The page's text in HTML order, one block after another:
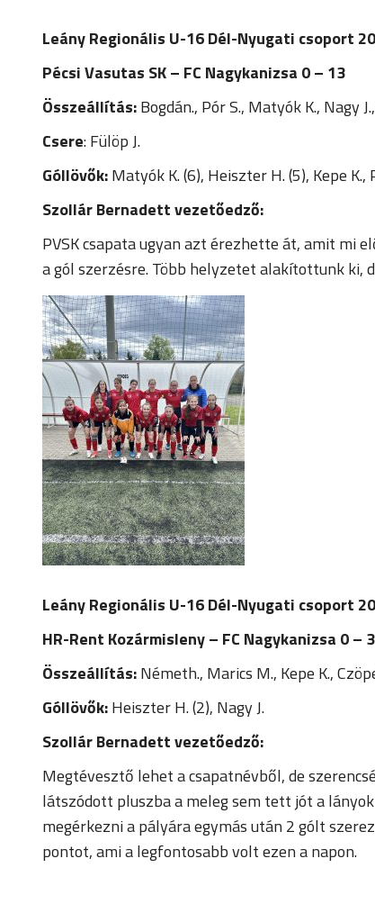
Leány Regionális U-16 Dél-Nyugati csoport
Pécsi Vasutas SK – FC Nagykanizsa 0 – 13
Összeállítás:Bogdán., Pór S., Matyók K., Nagy
Csere: Fülöp J.
Góllövők:Matyók K. (6), Heiszter H. (5), Kepe K.,
Szollár Bernadett vezetőedző:
PVSK csapata ugyan azt érezhette át, amit mi
a gól szerzésre. Több helyzetet alakítottunk ki,
Leány Regionális U-16 Dél-Nyugati csoport
HR-Rent Kozármisleny – FC Nagykanizsa 0 – 3
Összeállítás:Németh., Marics M., Kepe K.,
Góllövők:Heiszter H. (2), Nagy J.
Szollár Bernadett vezetőedző:
Megtévesztő lehet a csapatnévből, de
látszódott pluszba a meleg sem tett jót a
megérkezni a pályára egymás után 2 gólt
pontot, ami a legfontosabb volt ezen a napon.